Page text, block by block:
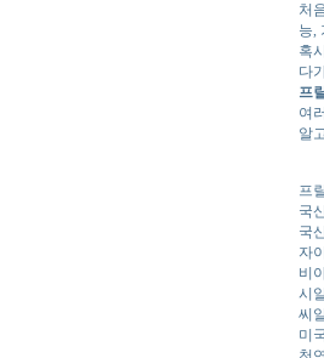
처
능,
혹
다
프
여
알
프
국
국
자
비
시
씨
미